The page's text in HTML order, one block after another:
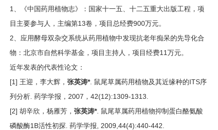
1、《中国药用植物志》：国家十一五、十二五重大出版工程，项
目主要参与人，主编第13卷，项目总经费900万元。
2、应用酵母双杂交系统从药用植物中发现抗老年痴呆的先导化合
物：北京市自然科学基金，项目主持人，项目经费11万元。
近年发表的代表性论文：
[1] 王迎，李大辉， 张英涛*. 鼠尾草属药用植物及其近缘种的ITS序
列分析. 药学学报，2007，42(12):1309-1313.
[2] 胡辛欣，杨雁芳， 张英涛*. 鼠尾草属药用植物抑制蛋白酪氨酸
磷酸酶1B活性初探. 药学学报, 2009,44(4):440-442.